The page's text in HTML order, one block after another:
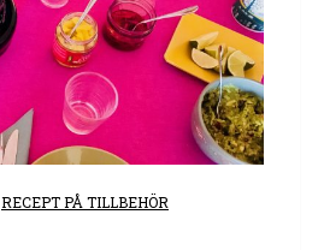
RECEPT PÅ TILLBEHÖR